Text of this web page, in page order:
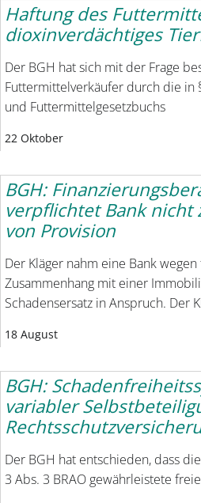
Haftung des
dioxinverdächtiges
Der BGH hat sich mit der Frage
Futtermittelverkäufer durch die in
und Futtermittelgesetzbuchs
22 Oktober
BGH:
verpflichtet Bank nicht
von Provision
Der Kläger nahm eine Bank
Zusammenhang mit einer
Schadensersatz in Anspruch. Der
18 August
BGH:
variabler
Der BGH hat entschieden, dass
3 Abs. 3 BRAO gewährleistete